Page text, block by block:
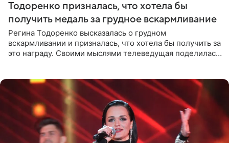
Тодоренко призналась, что хотела бы
получить медаль за грудное вскармливание
Регина Тодоренко высказалась о грудном
вскармливании и призналась, что хотела бы получить за
это награду. Своими мыслями телеведущая поделилась